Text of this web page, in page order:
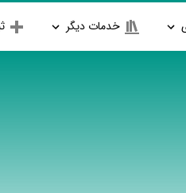
خدمات دیگر